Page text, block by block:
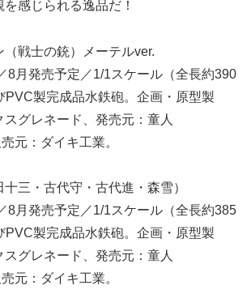
感じられる逸品だ！
（戦士の銃）メーテルver.
8月発売予定／1/1スケール（全長約390
PVC製完成品水鉄砲。企画・原型製
グレネード、発売元：童人
元：ダイキ工業。
三・古代守・古代進・森雪）
8月発売予定／1/1スケール（全長約385
PVC製完成品水鉄砲。企画・原型製
グレネード、発売元：童人
元：ダイキ工業。